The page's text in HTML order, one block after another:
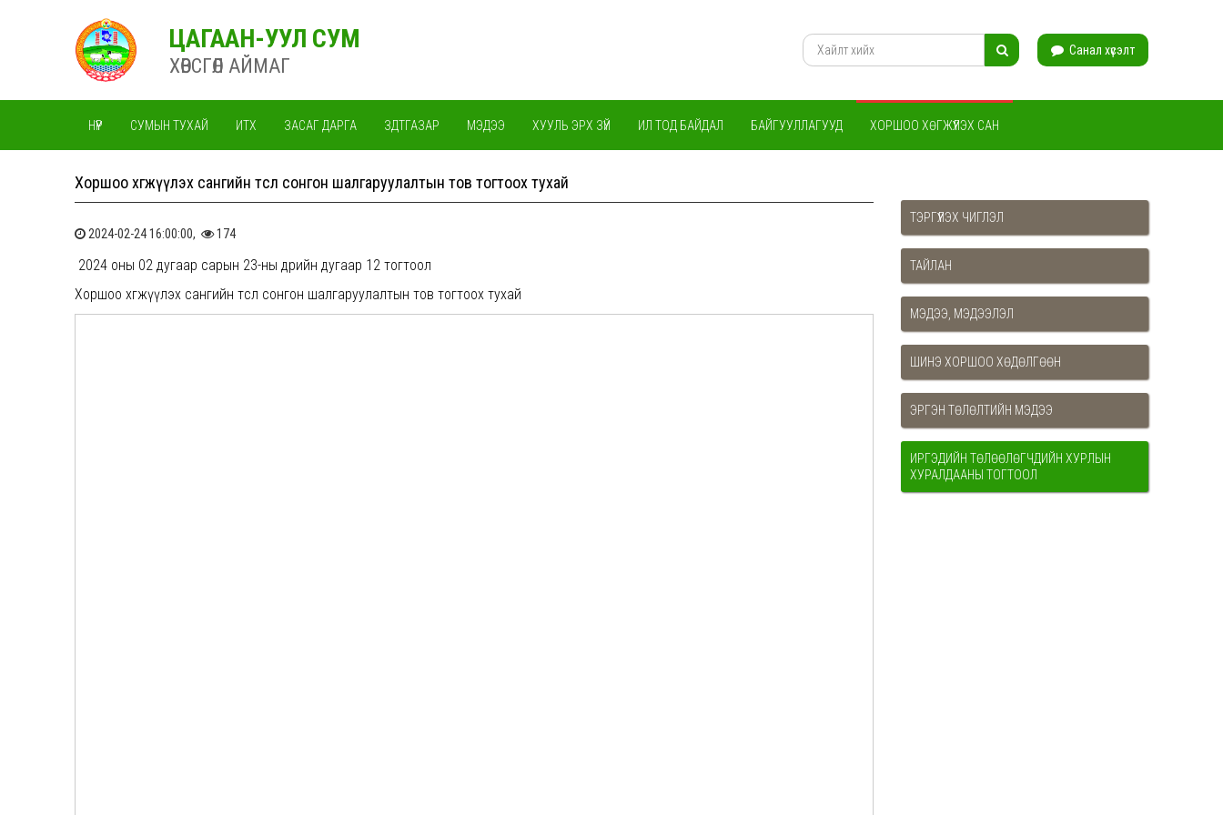
ЦАГААН-УУЛ СУМ
ХӨВСГӨЛ АЙМАГ
Санал хүсэлт
НҮҮР СУМЫН ТУХАЙ ИТХ ЗАСАГ ДАРГА ЗДТГАЗАР МЭДЭЭ ХУУЛЬ ЭРХ ЗҮЙ ИЛ ТОД БАЙДАЛ БАЙГУУЛЛАГУУД ХОРШОО ХӨГЖҮҮЛЭХ САН
Хоршоо хөгжүүлэх сангийн төсөл сонгон шалгаруулалтын тов тогтоох тухай
2024-02-24 16:00:00, 174
2024 оны 02 дугаар сарын 23-ны өдрийн дугаар 12 тогтоол
Хоршоо хөгжүүлэх сангийн төсөл сонгон шалгаруулалтын тов тогтоох тухай
ТЭРГҮҮЛЭХ ЧИГЛЭЛ
ТАЙЛАН
МЭДЭЭ, МЭДЭЭЛЭЛ
ШИНЭ ХОРШОО ХӨДӨЛГӨӨН
ЭРГЭН ТӨЛӨЛТИЙН МЭДЭЭ
ИРГЭДИЙН ТӨЛӨӨЛӨГЧДИЙН ХУРЛЫН
ХУРАЛДААНЫ ТОГТООЛ